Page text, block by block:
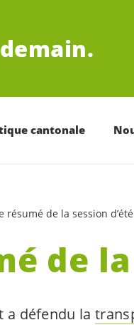
cantonale
résumé de la session d’été
de
a défendu la